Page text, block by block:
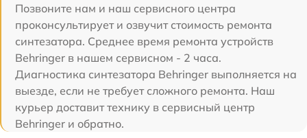
Позвоните нам и наш сервисного центра
проконсультирует и озвучит стоимость ремонта
синтезатора. Среднее время ремонта устройств
Behringer в нашем сервисном - 2 часа.
Диагностика синтезатора Behringer выполняется на
выезде, если не требует сложного ремонта. Наш
курьер доставит технику в сервисный центр
Behringer и обратно.